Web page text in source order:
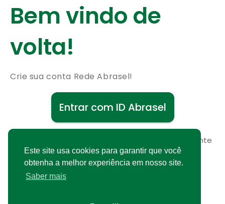
Este site usa cookies para garantir que você
obtenha a melhor experiência em nosso site.
Saber mais
Bem vindo de
volta!
Crie sua conta Rede Abrasel!
Entrar com ID Abrasel
Cadastre-se gratuitamente